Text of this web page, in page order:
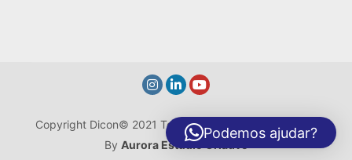
Copyright Dicon© 2021 Todos os Direitos reservados -
By Aurora Estúdio Criativo
Podemos ajudar?